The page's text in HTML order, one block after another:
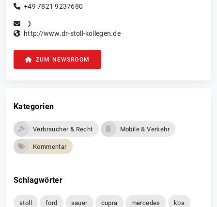
+49 7821 9237680
http://www.dr-stoll-kollegen.de
ZUM NEWSROOM
Kategorien
Verbraucher & Recht Mobile & Verkehr
Kommentar
Schlagwörter
stoll ford sauer cupra mercedes kba